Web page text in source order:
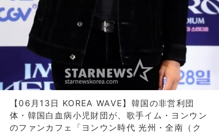
【06月13日 KOREA WAVE】韓国の非営利団
体・韓国白血病小児財団が、歌手イム・ヨンウン
のファンカフェ「ヨンウン時代 光州・全南（ク